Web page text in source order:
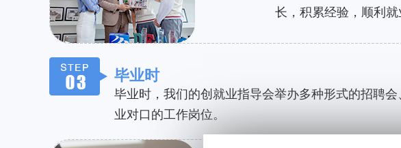
长，积累经验，顺利就
毕业时
毕业时，我们的创就业指导会举办多种形式的招聘
业对口的工作岗位。